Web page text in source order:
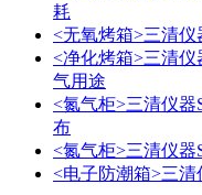
耗
<无氧烤箱>三清仪
<净化烤箱>三清
气用途
<氮气柜>三清仪
布
<氮气柜>三清仪
<电子防潮箱>三